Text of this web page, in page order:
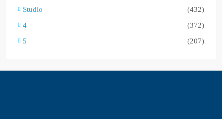
Studio
(432)
4
(372)
5
(207)